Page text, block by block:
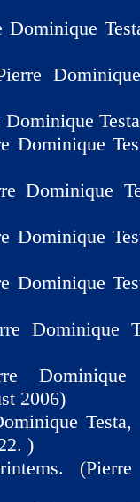
Dominique
Dominique
Dominique
Dominique
Dominique
Dominique
2006)
)